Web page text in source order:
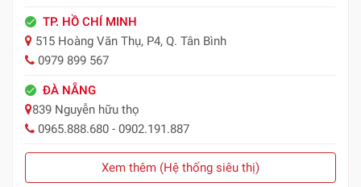
TP. HỒ CHÍ MINH
515 Hoàng Văn Thụ, P4, Q. Tân Bình
0979 899 567
ĐÀ NẴNG
839 Nguyễn hữu thọ
0965.888.680 - 0902.191.887
Xem thêm (Hệ thống siêu thị)